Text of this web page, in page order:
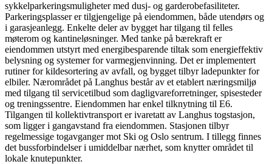
sykkelparkeringsmuligheter med dusj- og garderobefasiliteter.
Parkeringsplasser er tilgjengelige på eiendommen, både utendørs og
i garasjeanlegg. Enkelte deler av bygget har tilgang til felles
møterom og kantineløsninger. Med tanke på bærekraft er
eiendommen utstyrt med energibesparende tiltak som energieffektiv
belysning og systemer for varmegjenvinning. Det er implementert
rutiner for kildesortering av avfall, og bygget tilbyr ladepunkter for
elbiler. Nærområdet på Langhus består av et etablert næringsmiljø
med tilgang til servicetilbud som dagligvareforretninger, spisesteder
og treningssentre. Eiendommen har enkel tilknytning til E6.
Tilgangen til kollektivtransport er ivaretatt av Langhus togstasjon,
som ligger i gangavstand fra eiendommen. Stasjonen tilbyr
regelmessige togavganger mot Ski og Oslo sentrum. I tillegg finnes
det bussforbindelser i umiddelbar nærhet, som knytter området til
lokale knutepunkter.